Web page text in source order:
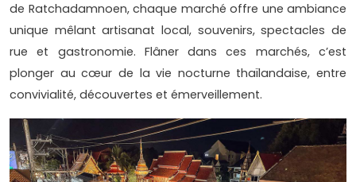
de Ratchadamnoen, chaque marché offre une ambiance
unique mêlant artisanat local, souvenirs, spectacles de
rue et gastronomie. Flâner dans ces marchés, c’est
plonger au cœur de la vie nocturne thaïlandaise, entre
convivialité, découvertes et émerveillement.